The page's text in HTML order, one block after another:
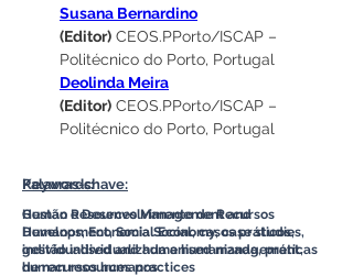
Susana Bernardino
(Editor) CEOS.PPorto/ISCAP –
Politécnico do Porto, Portugal
Deolinda Meira
(Editor) CEOS.PPorto/ISCAP –
Politécnico do Porto, Portugal
Palavras-chave:
Keywords:
Gestão e Desenvolvimento de Recursos
Humanos, Economia Social, casos práticos,
gestão individualizada e humanizada, práticas
de recursos humanos
Human Resources Management and
Development, Social Economy, case studies,
individualised and humanised management,
human resources practices